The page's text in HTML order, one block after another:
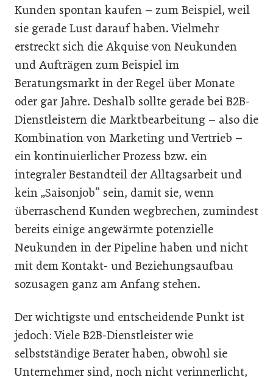
Kunden spontan kaufen – zum Beispiel, weil
sie gerade Lust darauf haben. Vielmehr
erstreckt sich die Akquise von Neukunden
und Aufträgen zum Beispiel im
Beratungsmarkt in der Regel über Monate
oder gar Jahre. Deshalb sollte gerade bei B2B-
Dienstleistern die Marktbearbeitung – also die
Kombination von Marketing und Vertrieb –
ein kontinuierlicher Prozess bzw. ein
integraler Bestandteil der Alltagsarbeit und
kein „Saisonjob“ sein, damit sie, wenn
überraschend Kunden wegbrechen, zumindest
bereits einige angewärmte potenzielle
Neukunden in der Pipeline haben und nicht
mit dem Kontakt- und Beziehungsaufbau
sozusagen ganz am Anfang stehen.
Der wichtigste und entscheidende Punkt ist
jedoch: Viele B2B-Dienstleister wie
selbstständige Berater haben, obwohl sie
Unternehmer sind, noch nicht verinnerlicht,